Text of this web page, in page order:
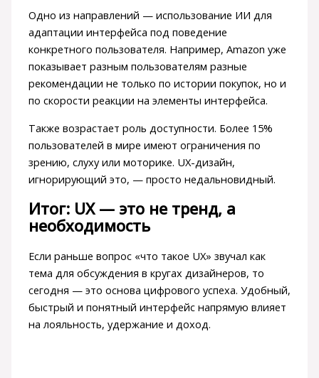
Одно из направлений — использование ИИ для
адаптации интерфейса под поведение
конкретного пользователя. Например, Amazon уже
показывает разным пользователям разные
рекомендации не только по истории покупок, но и
по скорости реакции на элементы интерфейса.
Также возрастает роль доступности. Более 15%
пользователей в мире имеют ограничения по
зрению, слуху или моторике. UX-дизайн,
игнорирующий это, — просто недальновидный.
Итог: UX — это не тренд, а
необходимость
Если раньше вопрос «что такое UX» звучал как
тема для обсуждения в кругах дизайнеров, то
сегодня — это основа цифрового успеха. Удобный,
быстрый и понятный интерфейс напрямую влияет
на лояльность, удержание и доход.